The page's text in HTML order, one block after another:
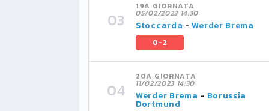
19A GIORNATA
05/02/2023 14:30
Stoccarda -Werder Brema
0-2
20A GIORNATA
11/02/2023 14:30
Werder Brema - Borussia
Dortmund